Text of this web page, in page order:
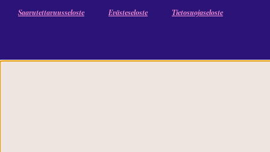
Saavutettavuusseloste Evästeseloste Tietosuojaseloste